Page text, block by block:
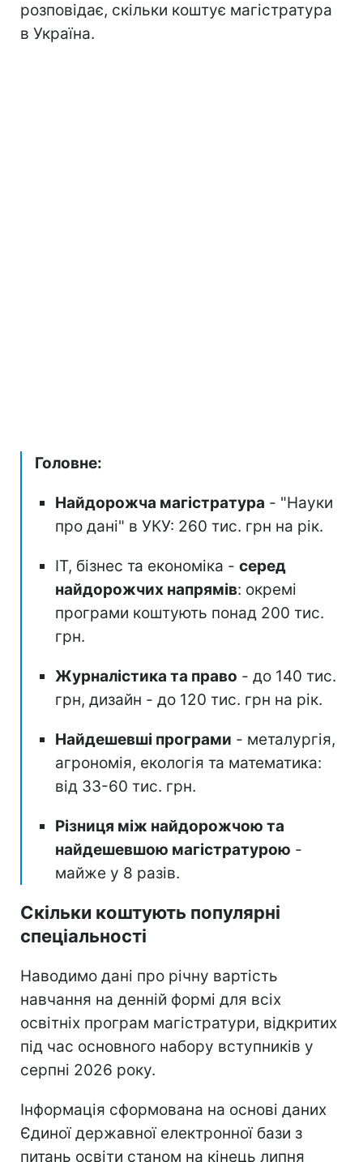
розповідає, скільки коштує магістратура
в Україна.
Головне:
Найдорожча магістратура - "Науки
про дані" в УКУ: 260 тис. грн на рік.
ІТ, бізнес та економіка - серед
найдорожчих напрямів: окремі
програми коштують понад 200 тис.
грн.
Журналістика та право - до 140 тис.
грн, дизайн - до 120 тис. грн на рік.
Найдешевші програми - металургія,
агрономія, екологія та математика:
від 33-60 тис. грн.
Різниця між найдорожчою та
найдешевшою магістратурою -
майже у 8 разів.
Скільки коштують популярні
спеціальності
Наводимо дані про річну вартість
навчання на денній формі для всіх
освітніх програм магістратури, відкритих
під час основного набору вступників у
серпні 2026 року.
Інформація сформована на основі даних
Єдиної державної електронної бази з
питань освіти станом на кінець липня